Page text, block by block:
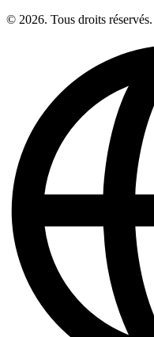
© 2026. Tous droits réservés.